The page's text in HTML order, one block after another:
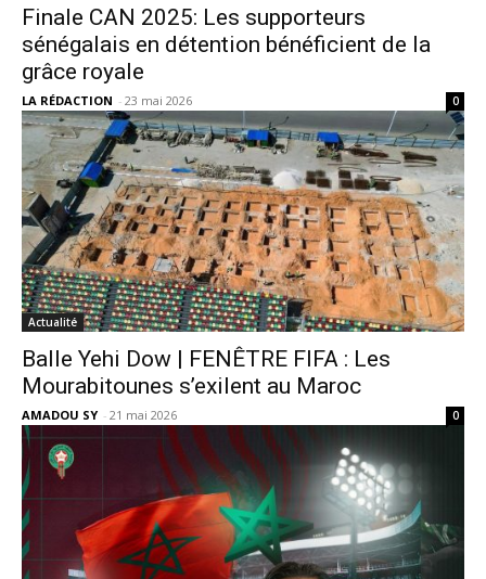
Finale CAN 2025: Les supporteurs
sénégalais en détention bénéficient de la
grâce royale
LA RÉDACTION - 23 mai 2026 0
Actualité
Balle Yehi Dow | FENÊTRE FIFA : Les
Mourabitounes s’exilent au Maroc
AMADOU SY - 21 mai 2026 0